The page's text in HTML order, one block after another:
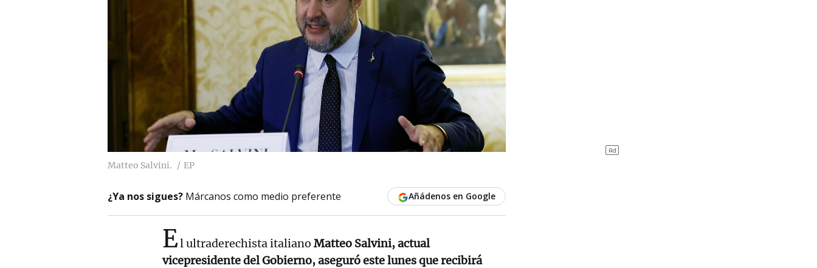
Matteo Salvini. EP
¿Ya nos sigues? Márcanos como medio preferente Añádenos en Google
El ultraderechista italiano Matteo Salvini, actual
vicepresidente del Gobierno, aseguró este lunes que recibirá